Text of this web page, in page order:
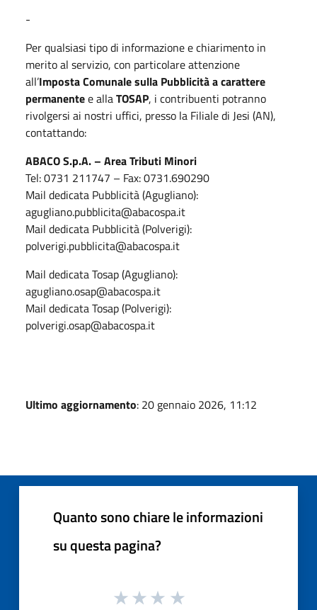
-
Per qualsiasi tipo di informazione e chiarimento in
merito al servizio, con particolare attenzione
all’Imposta Comunale sulla Pubblicità a carattere
permanenteeallaTOSAP, i contribuenti potranno
rivolgersi ai nostri uffici, presso la Filiale di Jesi (AN),
contattando:
ABACO S.p.A. – Area Tributi Minori
Tel: 0731 211747 – Fax: 0731.690290
Mail dedicata Pubblicità (Agugliano):
agugliano.pubblicita@abacospa.it
Mail dedicata Pubblicità (Polverigi):
polverigi.pubblicita@abacospa.it
Mail dedicata Tosap (Agugliano):
agugliano.osap@abacospa.it
Mail dedicata Tosap (Polverigi):
polverigi.osap@abacospa.it
Ultimo aggiornamento: 20 gennaio 2026, 11:12
Quanto sono chiare le informazioni
su questa pagina?